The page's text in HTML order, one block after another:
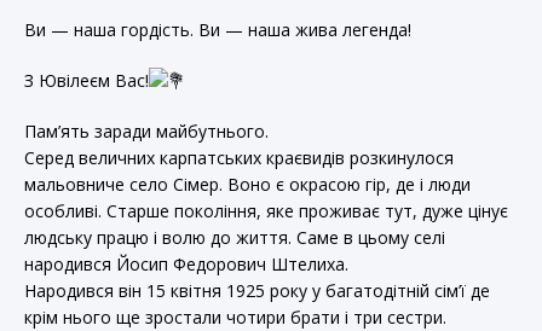
Ви — наша гордість. Ви — наша жива легенда!
З Ювілеєм Вас!
Пам’ять заради майбутнього.
Серед величних карпатських краєвидів розкинулося
мальовниче село Сімер. Воно є окрасою гір, де і люди
особливі. Старше покоління, яке проживає тут, дуже цінує
людську працю і волю до життя. Саме в цьому селі
народився Йосип Федорович Штелиха.
Народився він 15 квітня 1925 року у багатодітній сім’ї де
крім нього ще зростали чотири брати і три сестри.